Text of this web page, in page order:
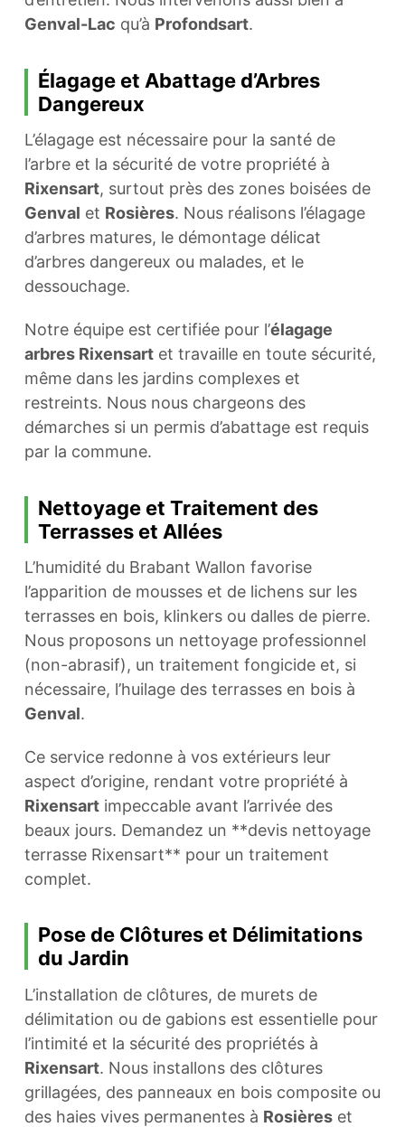
Genval-Lac qu’à Profondsart.
Élagage et Abattage d’Arbres
Dangereux
L’élagage est nécessaire pour la santé de
l’arbre et la sécurité de votre propriété à
Rixensart, surtout près des zones boisées de
Genval et Rosières. Nous réalisons l’élagage
d’arbres matures, le démontage délicat
d’arbres dangereux ou malades, et le
dessouchage.
Notre équipe est certifiée pour l’élagage
arbres Rixensartet travaille en toute sécurité,
même dans les jardins complexes et
restreints. Nous nous chargeons des
démarches si un permis d’abattage est requis
par la commune.
Nettoyage et Traitement des
Terrasses et Allées
L’humidité du Brabant Wallon favorise
l’apparition de mousses et de lichens sur les
terrasses en bois, klinkers ou dalles de pierre.
Nous proposons un nettoyage professionnel
(non-abrasif), un traitement fongicide et, si
nécessaire, l’huilage des terrasses en bois à
Genval.
Ce service redonne à vos extérieurs leur
aspect d’origine, rendant votre propriété à
Rixensartimpeccable avant l’arrivée des
beaux jours. Demandez un **devis nettoyage
terrasse Rixensart** pour un traitement
complet.
Pose de Clôtures et Délimitations
du Jardin
L’installation de clôtures, de murets de
délimitation ou de gabions est essentielle pour
l’intimité et la sécurité des propriétés à
Rixensart. Nous installons des clôtures
grillagées, des panneaux en bois composite ou
des haies vives permanentes à Rosièreset